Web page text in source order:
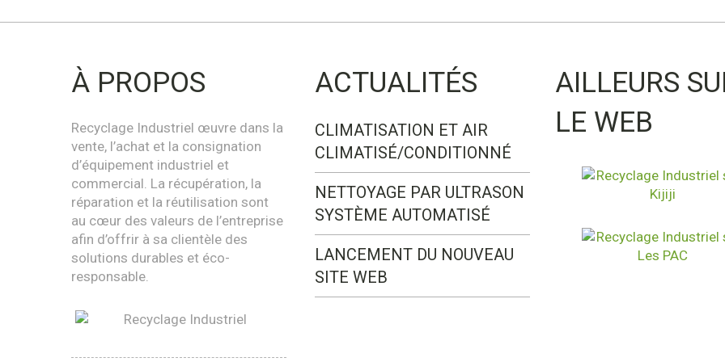
À PROPOS
Recyclage Industriel œuvre dans la
vente, l’achat et la consignation
d’équipement industriel et
commercial. La récupération, la
réparation et la réutilisation sont
au cœur des valeurs de l’entreprise
afin d’offrir à sa clientèle des
solutions durables et éco-
responsable.
ACTUALITÉS
CLIMATISATION ET AIR
CLIMATISÉ/CONDITIONNÉ
NETTOYAGE PAR ULTRASON
SYSTÈME AUTOMATISÉ
LANCEMENT DU NOUVEAU
SITE WEB
AILLEURS
LE WEB